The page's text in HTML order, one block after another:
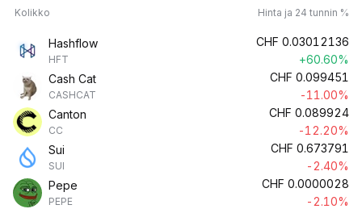
Kolikko Hinta ja 24 tunnin %
Hashflow
HFT
CHF 0.03012136
+60.60%
Cash Cat
CASHCAT
CHF 0.099451
-11.00%
Canton
CC
CHF 0.089924
-12.20%
Sui
SUI
CHF 0.673791
-2.40%
Pepe
PEPE
CHF 0.0000028
-2.10%